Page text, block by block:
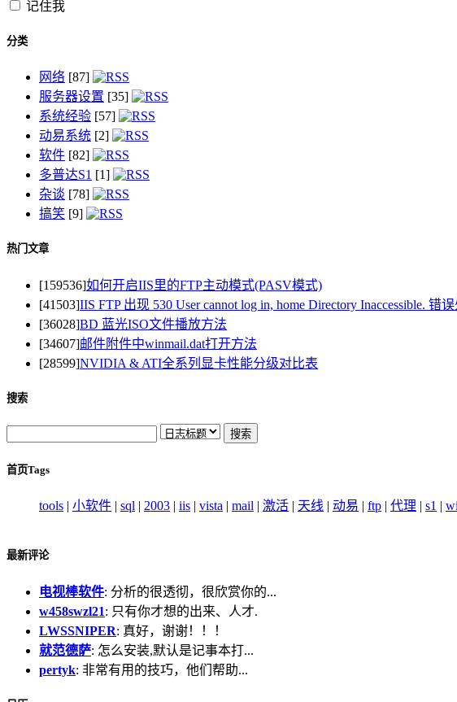
记住我
分类
网络 [87]
服务器设置 [35]
系统经验 [57]
动易系统 [2]
软件 [82]
多普达S1 [1]
杂谈 [78]
搞笑 [9]
热门文章
[159536]如何开启IIS里的FTP主动模式(PASV模式)
[41503]IIS FTP 出现 530 User cannot log in, home Directory Inaccessible. 错
[36028]BD 蓝光ISO文件播放方法
[34607]邮件附件中winmail.dat打开方法
[28599]NVIDIA & ATI全系列显卡性能分级对比表
搜索
首页Tags
tools | 小软件 | sql | 2003 | iis | vista | mail | 激活 | 天线 | 动易 | ftp | 代理 | s1 |
最新评论
电视棒软件: 分析的很透彻，很欣赏你的...
w458swzl21: 只有你才想的出来、人才.
LWSSNIPER: 真好，谢谢！！！
就范德萨: 怎么安装,默认是记事本打...
pertyk: 非常有用的技巧，他们帮助...